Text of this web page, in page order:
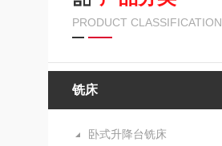
PRODUCT CLASSIFICATION
铣床
卧式升降台铣床